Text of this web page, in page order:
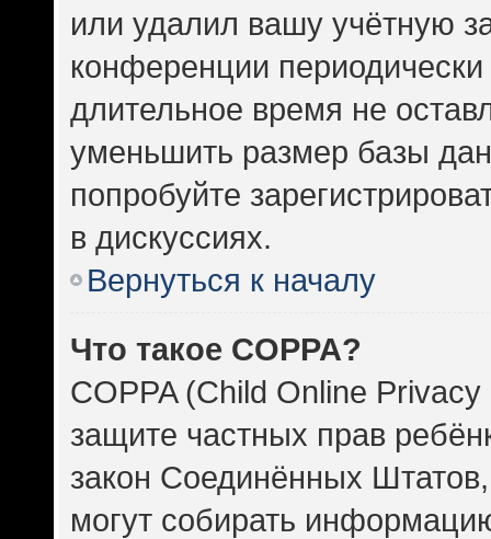
или удалил вашу учётную
конференции
длительное время не
уменьшить размер базы
попробуйте
в дискуссиях.
Вернуться к началу
Что такое COPPA?
COPPA (Child Online
защите частных прав
закон Соединённых
могут собирать